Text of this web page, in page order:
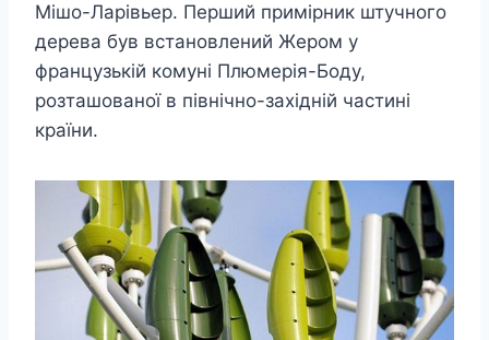
Мішо-Ларівьер. Перший примірник штучного
дерева був встановлений Жером у
французькій комуні Плюмерія-Боду,
розташованої в північно-західній частині
країни.